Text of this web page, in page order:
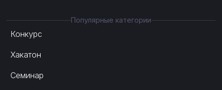
Популярные категории
Конкурс
Хакатон
Семинар